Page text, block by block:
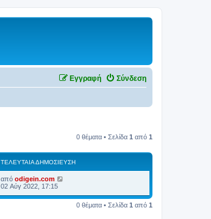
Σύνδεση
Εγγραφή
0 θέματα • Σελίδα 1 από 1
ΤΕΛΕΥΤΑΊΑ ΔΗΜΟΣΊΕΥΣΗ
από odigein.com
02 Αύγ 2022, 17:15
0 θέματα • Σελίδα 1 από 1